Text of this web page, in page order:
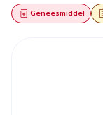
Geneesmiddel